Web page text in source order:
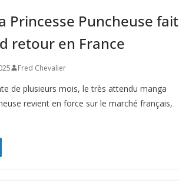
Princesse Puncheuse fait
retour en France
Fred Chevalier
de plusieurs mois, le très attendu manga
revient en force sur le marché français,